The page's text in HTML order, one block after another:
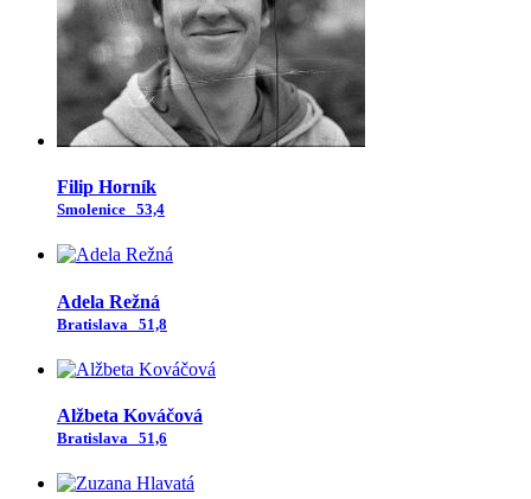
Filip Horník
Smolenice 53,4
Adela Režná
Bratislava 51,8
Alžbeta Kováčová
Bratislava 51,6